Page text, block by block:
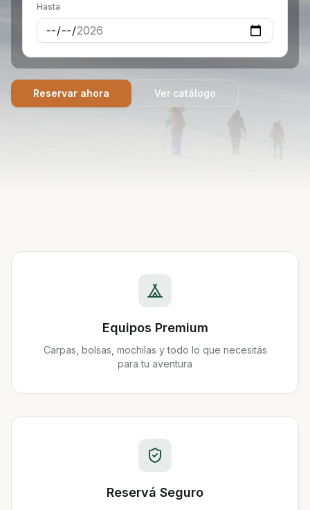
Hasta
Reservar ahora Ver catálogo
Equipos Premium
Carpas, bolsas, mochilas y todo lo que necesitás
para tu aventura
Reservá Seguro